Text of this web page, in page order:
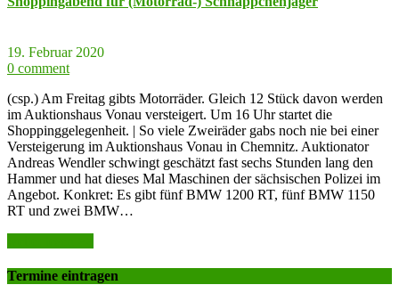
19. Februar 2020
0 comment
(csp.) Am Freitag gibts Motorräder. Gleich 12 Stück davon werden
im Auktionshaus Vonau versteigert. Um 16 Uhr startet die
Shoppinggelegenheit. | So viele Zweiräder gabs noch nie bei einer
Versteigerung im Auktionshaus Vonau in Chemnitz. Auktionator
Andreas Wendler schwingt geschätzt fast sechs Stunden lang den
Hammer und hat dieses Mal Maschinen der sächsischen Polizei im
Angebot. Konkret: Es gibt fünf BMW 1200 RT, fünf BMW 1150
RT und zwei BMW…
Termine eintragen